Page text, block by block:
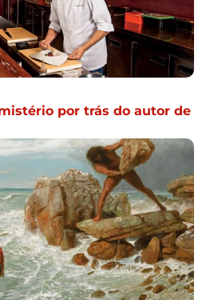
por trás do autor de